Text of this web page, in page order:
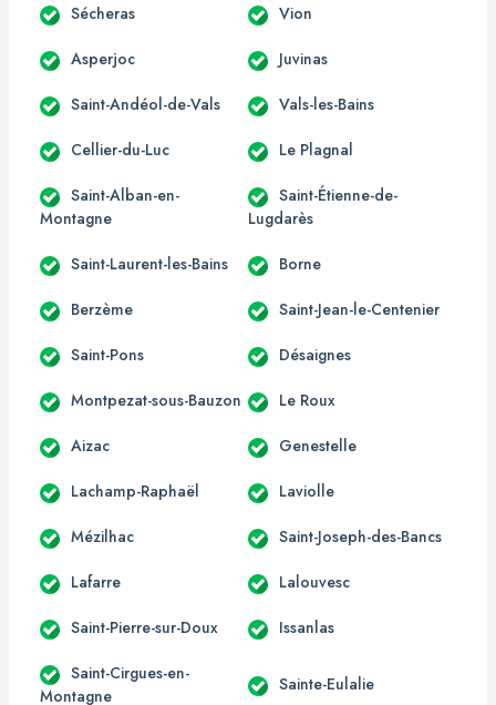
Sécheras Vion
Asperjoc Juvinas
Saint-Andéol-de-Vals Vals-les-Bains
Cellier-du-Luc Le Plagnal
Saint-Alban-en-
Montagne
Saint-Étienne-de-
Lugdarès
Saint-Laurent-les-Bains Borne
Berzème Saint-Jean-le-Centenier
Saint-Pons Désaignes
Montpezat-sous-Bauzon Le Roux
Aizac Genestelle
Lachamp-Raphaël Laviolle
Mézilhac Saint-Joseph-des-Bancs
Lafarre Lalouvesc
Saint-Pierre-sur-Doux Issanlas
Saint-Cirgues-en-
Montagne
Sainte-Eulalie